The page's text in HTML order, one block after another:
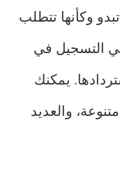
وكأنها تتطلب
التسجيل في
يمكنك
والعديد